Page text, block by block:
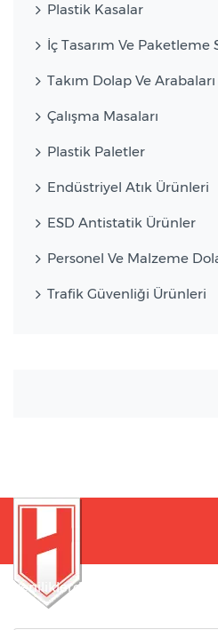
Plastik Kasalar
İç Tasarım Ve Paketleme
Takım Dolap Ve Arabaları
Çalışma Masaları
Plastik Paletler
Endüstriyel Atık Ürünleri
ESD Antistatik Ürünler
Personel Ve Malzeme
Trafik Güvenliği Ürünleri
Yeniliklerden haberdar olmak